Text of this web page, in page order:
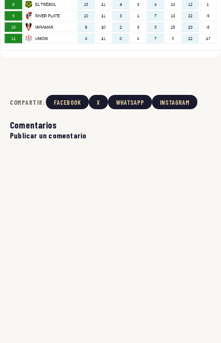
COMPARTIR: FACEBOOK X WHATSAPP INSTAGRAM
Comentarios
Publicar un comentario